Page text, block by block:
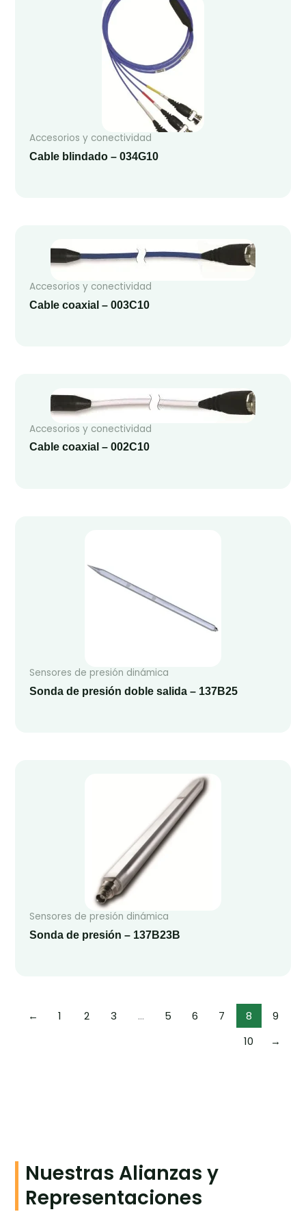
Accesorios y conectividad
Cable blindado – 034G10
Accesorios y conectividad
Cable coaxial – 003C10
Accesorios y conectividad
Cable coaxial – 002C10
Sensores de presión dinámica
Sonda de presión doble salida – 137B25
Sensores de presión dinámica
Sonda de presión – 137B23B
← 1 2 3 … 5 6 7 8
9
10
→
Nuestras Alianzas y
Representaciones